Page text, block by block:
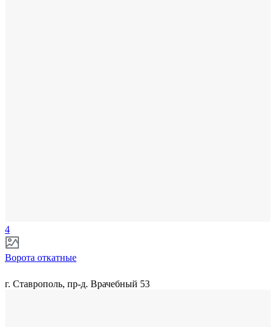
4
Ворота откатные
г. Ставрополь, пр-д. Врачебный 53